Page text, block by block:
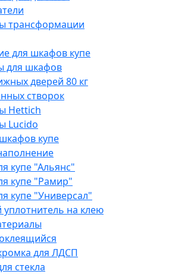
трансформации
для шкафов купе
для шкафов
дверей 80 кг
створок
Hettich
Lucido
купе
купе "Альянс"
купе "Рамир"
купе "Универсал"
на клею
для ЛДСП
стекла